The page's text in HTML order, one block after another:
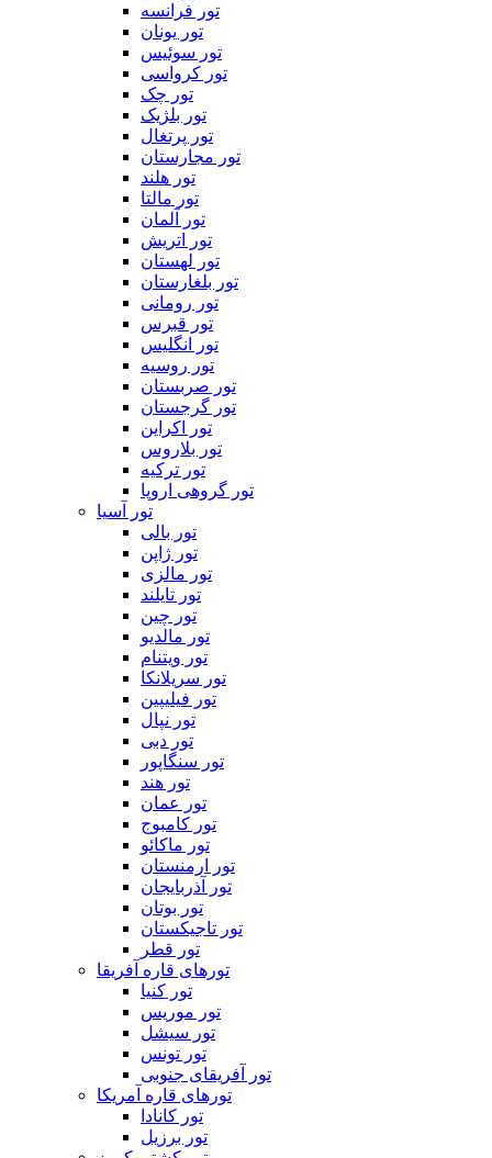
تور فرانسه
تور یونان
تور سوئیس
تور کرواسی
تور چک
تور بلژیک
تور پرتغال
تور مجارستان
تور هلند
تور مالتا
تور آلمان
تور اتریش
تور لهستان
تور بلغارستان
تور رومانی
تور قبرس
تور انگلیس
تور روسیه
تور صربستان
تور گرجستان
تور اکراین
تور بلاروس
تور ترکیه
تور گروهی اروپا
تور آسیا
تور بالی
تور ژاپن
تور مالزی
تور تایلند
تور چین
تور مالدیو
تور ویتنام
تور سریلانکا
تور فیلیپین
تور نپال
تور دبی
تور سنگاپور
تور هند
تور عمان
تور کامبوج
تور ماکائو
تور ارمنستان
تور آذربایجان
تور بوتان
تور تاجیکستان
تور قطر
تورهای قاره آفریقا
تور کنیا
تور موریس
تور سیشل
تور تونس
تور آفریقای جنوبی
تورهای قاره آمریکا
تور کانادا
تور برزیل